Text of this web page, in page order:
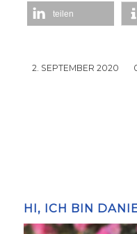
teilen
2. SEPTEMBER 2020
/
HI, ICH BIN